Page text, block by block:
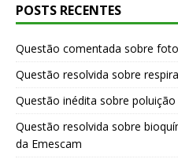
POSTS RECENTES
Questão comentada sobre
Questão resolvida sobre
Questão inédita sobre
Questão resolvida sobre
da Emescam